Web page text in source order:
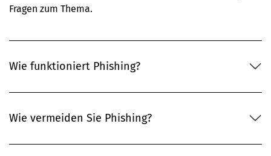
Fragen zum Thema.
Wie funktioniert Phishing?
Wie vermeiden Sie Phishing?